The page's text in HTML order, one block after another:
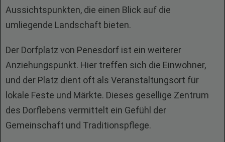
Aussichtspunkten, die einen Blick auf die
umliegende Landschaft bieten.
Der Dorfplatz von Penesdorf ist ein weiterer
Anziehungspunkt. Hier treffen sich die Einwohner,
und der Platz dient oft als Veranstaltungsort für
lokale Feste und Märkte. Dieses gesellige Zentrum
des Dorflebens vermittelt ein Gefühl der
Gemeinschaft und Traditionspflege.